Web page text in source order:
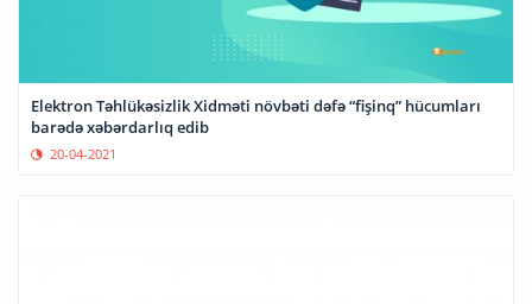
Elektron Təhlükəsizlik Xidməti növbəti dəfə “fişinq” hücumları
barədə xəbərdarlıq edib
20-04-2021